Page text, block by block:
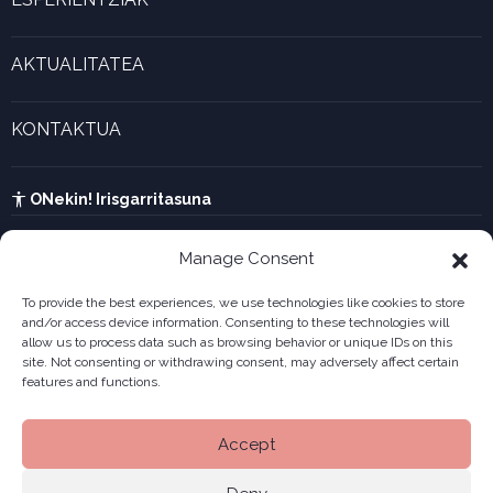
Manage Consent
To provide the best experiences, we use technologies like cookies to store
and/or access device information. Consenting to these technologies will
allow us to process data such as browsing behavior or unique IDs on this
site. Not consenting or withdrawing consent, may adversely affect certain
features and functions.
Accept
UTA kalkulagailua
AKTUALITATEA
KONTAKTUA
ONekin! Irisgarritasuna